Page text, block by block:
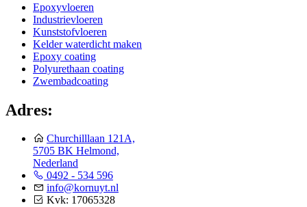
Epoxyvloeren
Industrievloeren
Kunststofvloeren
Kelder waterdicht maken
Epoxy coating
Polyurethaan coating
Zwembadcoating
Adres:
Churchilllaan 121A,
5705 BK Helmond,
Nederland
0492 - 534 596
info@kornuyt.nl
Kvk: 17065328